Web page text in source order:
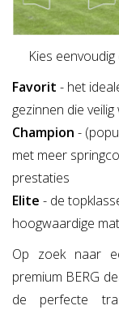
Kies
Favorit - het
gezinnen die
Champion -
met meer
prestaties
Elite - de
hoogwaardige
Op zoek naar
premium BERG
de perfecte